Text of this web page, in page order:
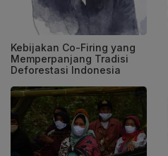
Kebijakan Co-Firing yang
Memperpanjang Tradisi
Deforestasi Indonesia